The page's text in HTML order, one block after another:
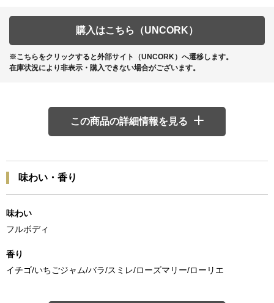
購入はこちら（UNCORK）
※こちらをクリックすると外部サイト（UNCORK）へ遷移します。
在庫状況により非表示・購入できない場合がございます。
この商品の詳細情報を見る
味わい・香り
味わい
フルボディ
香り
イチゴ/いちごジャム/バラ/スミレ/ローズマリー/ローリエ